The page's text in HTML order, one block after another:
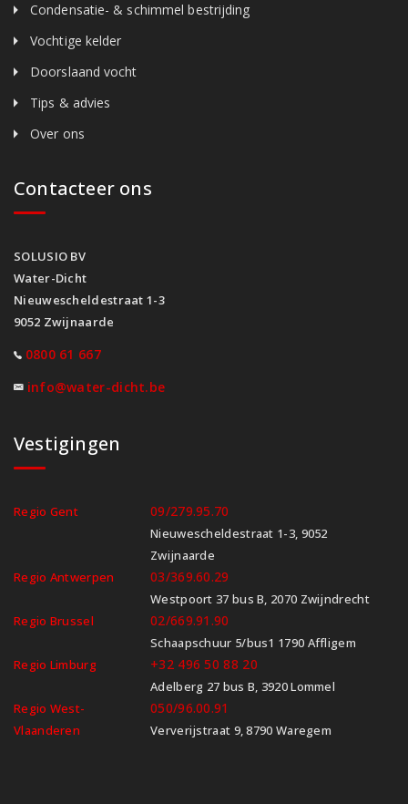
Condensatie- & schimmel bestrijding
Vochtige kelder
Doorslaand vocht
Tips & advies
Over ons
Contacteer ons
SOLUSIO BV
Water-Dicht
Nieuwescheldestraat 1-3
9052 Zwijnaarde
0800 61 667
info@water-dicht.be
Vestigingen
Regio Gent 09/279.95.70
Nieuwescheldestraat 1-3, 9052
Zwijnaarde
Regio Antwerpen
03/369.60.29
Westpoort 37 bus B, 2070 Zwijndrecht
Regio Brussel
02/669.91.90
Schaapschuur 5/bus1 1790 Affligem
Regio Limburg
+32 496 50 88 20
Adelberg 27 bus B, 3920 Lommel
Regio West-
Vlaanderen
050/96.00.91
Ververijstraat 9, 8790 Waregem